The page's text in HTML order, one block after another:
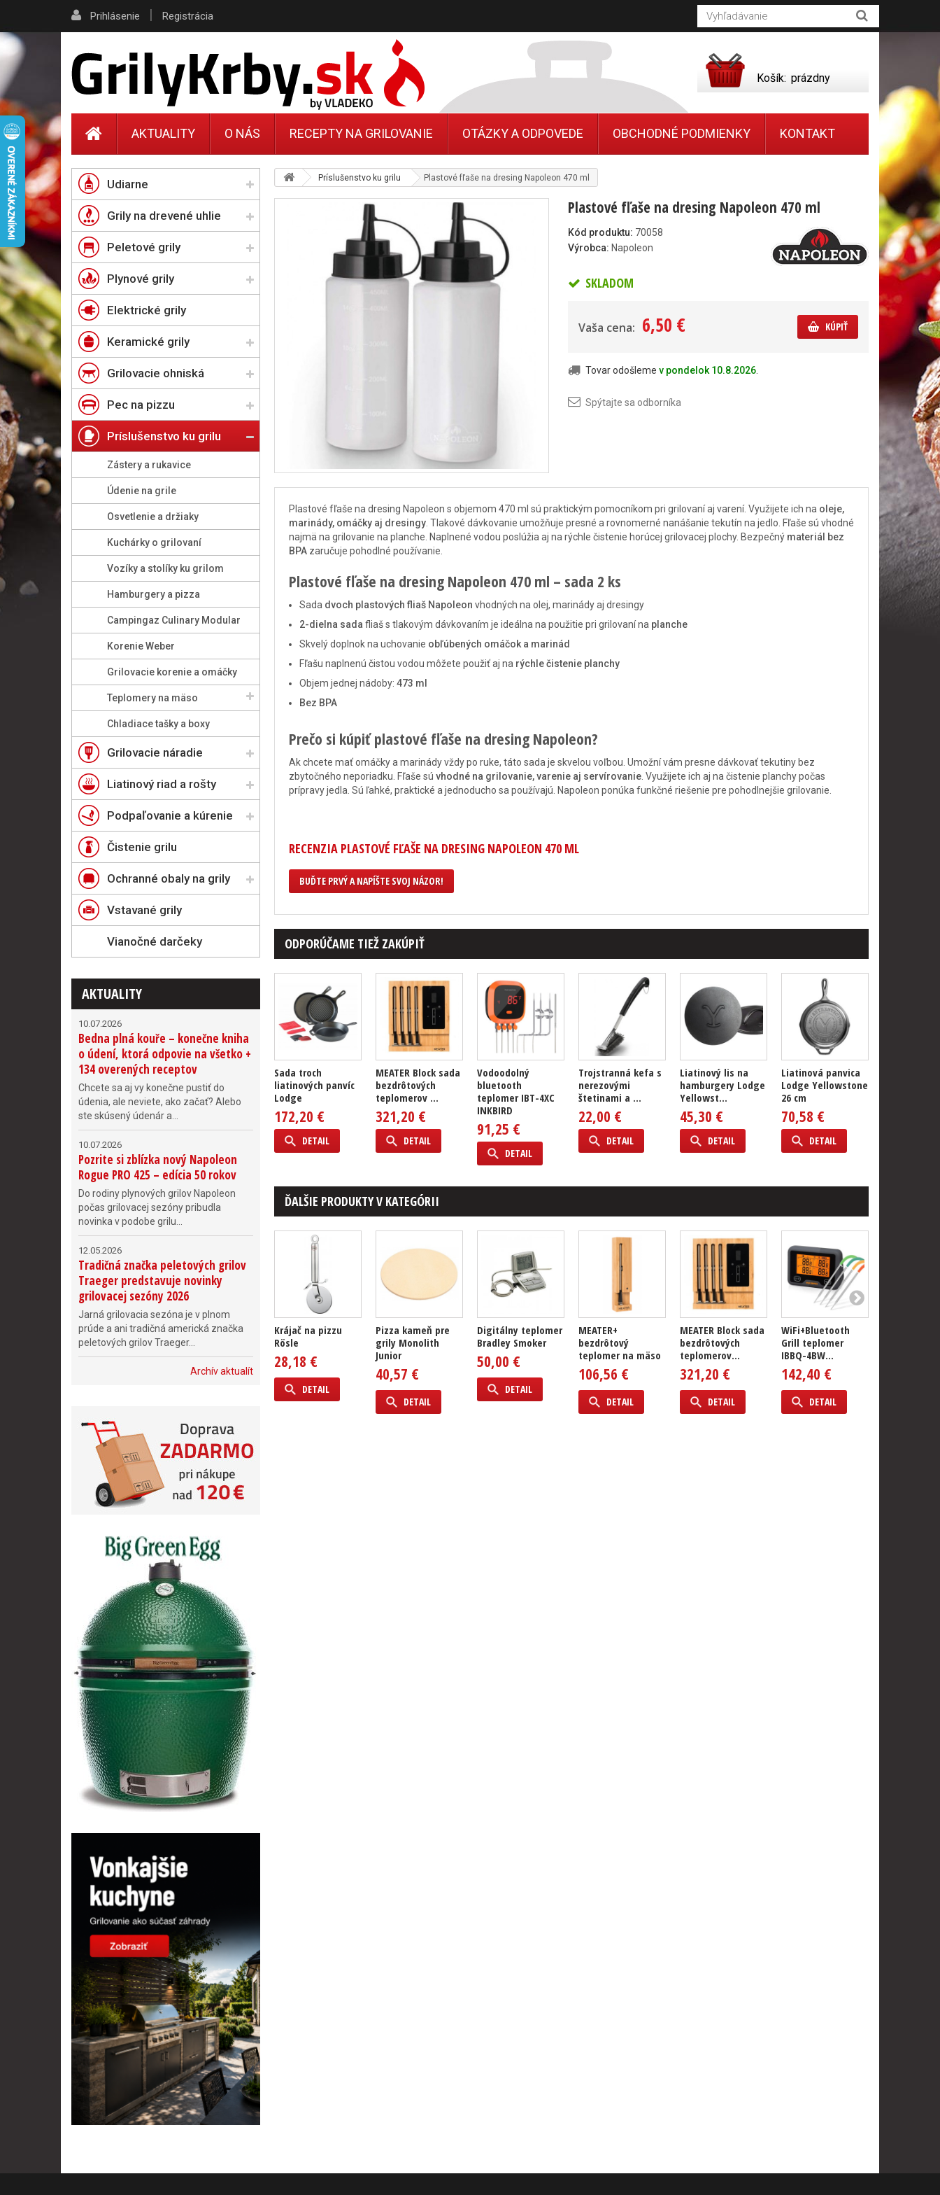
Príslušenstvo ku grilu Plastové fľaše na dresing Napoleon 470 ml
Plastové fľaše na dresing Napoleon 470 ml
Kód produktu: 70058
Výrobca: Napoleon
SKLADOM
Vaša cena: 6,50 € KÚPIŤ
Tovar odošleme v pondelok 10.8.2026
Spýtajte sa odborníka
Plastové fľaše na dresing Napoleon s objemom 470 ml sú praktickým pomocníkom pri grilovaní aj varení. Využijete ich na oleje,
marinády, omáčky aj dresingy . Tlakové dávkovanie umožňuje presné a rovnomerné nanášanie tekutín na jedlo. Fľaše sú vhodné
najmä na grilovanie na planche. Naplnené vodou poslúžia aj na rýchle čistenie horúcej grilovacej plochy. Bezpečný materiál bez
BPA zaručuje pohodlné používanie.
Plastové fľaše na dresing Napoleon 470 ml – sada 2 ks
Sada dvoch plastových fliaš Napoleon vhodných na olej, marinády aj dresingy
2-dielna sada fliaš s tlakovým dávkovaním je ideálna na použitie pri grilovaní na planche
Skvelý doplnok na uchovanie obľúbených omáčok a marinád
Fľašu naplnenú čistou vodou môžete použiť aj na rýchle čistenie planchy
Objem jednej nádoby: 473 ml
Bez BPA
Prečo si kúpiť plastové fľaše na dresing Napoleon?
Ak chcete mať omáčky a marinády vždy po ruke, táto sada je skvelou voľbou. Umožní vám presne dávkovať tekutiny bez
zbytočného neporiadku. Fľaše sú vhodné na grilovanie, varenie aj servírovanie . Využijete ich aj na čistenie planchy počas
prípravy jedla. Sú ľahké, praktické a jednoducho sa používajú. Napoleon ponúka funkčné riešenie pre pohodlnejšie grilovanie.
RECENZIA PLASTOVÉ FĽAŠE NA DRESING NAPOLEON 470 ML
BUĎTE PRVÝ A NAPÍŠTE SVOJ NÁZOR!
ODPORÚČAME TIEŽ ZAKÚPIŤ
Sada troch
liatinových panvíc
Lodge
172,20 €
DETAIL
MEATER Block sada
bezdrôtových
teplomerov ...
321,20 €
DETAIL
Vodoodolný
bluetooth
teplomer IBT-4XC
INKBIRD
91,25 €
DETAIL
Trojstranná kefa s
nerezovými
štetinami a ...
22,00 €
DETAIL
Liatinový lis na
hamburgery Lodge
Yellowst...
45,30 €
DETAIL
Liatinová panvica
Lodge Yellowstone
26 cm
70,58 €
DETAIL
ĎALŠIE PRODUKTY V KATEGÓRII
Krájač na pizzu
Rösle
28,18 €
DETAIL
Pizza kameň pre
grily Monolith
Junior
40,57 €
DETAIL
Digitálny teplomer
Bradley Smoker
50,00 €
DETAIL
MEATER+
bezdrôtový
teplomer na mäso
106,56 €
DETAIL
MEATER Block sada
bezdrôtových
teplomerov...
321,20 €
DETAIL
WiFi+Bluetooth
Grill teplomer
IBBQ-4BW...
142,40 €
DETAIL
Udiarne
Grily na drevené uhlie
Peletové grily
Plynové grily
Elektrické grily
Keramické grily
Grilovacie ohniská
Pec na pizzu
Príslušenstvo ku grilu
Zástery a rukavice
Údenie na grile
Osvetlenie a držiaky
Kuchárky o grilovaní
Vozíky a stolíky ku grilom
Hamburgery a pizza
Campingaz Culinary Modular
Korenie Weber
Grilovacie korenie a omáčky
Teplomery na mäso
Chladiace tašky a boxy
Grilovacie náradie
Liatinový riad a rošty
Podpaľovanie a kúrenie
Čistenie grilu
Ochranné obaly na grily
Vstavané grily
Vianočné darčeky
AKTUALITY
10.07.2026
Bedna plná kouře – konečne kniha
o údení, ktorá odpovie na všetko +
134 overených receptov
Chcete sa aj vy konečne pustiť do
údenia, ale neviete, ako začať? Alebo
ste skúsený údenár a...
10.07.2026
Pozrite si zblízka nový Napoleon
Rogue PRO 425 – edícia 50 rokov
Do rodiny plynových grilov Napoleon
počas grilovacej sezóny pribudla
novinka v podobe grilu...
12.05.2026
Tradičná značka peletových grilov
Traeger predstavuje novinky
grilovacej sezóny 2026
Jarná grilovacia sezóna je v plnom
prúde a ani tradičná americká značka
peletových grilov Traeger...
Archív aktualít
Prihlásenie | Registrácia
Košík: prázdny
AKTUALITY O NÁS RECEPTY NA GRILOVANIE OTÁZKY A ODPOVEDE OBCHODNÉ PODMIENKY KONTAKT